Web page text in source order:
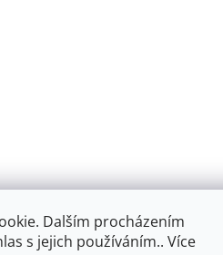
Dalším procházením
s jejich používáním.. Více
Záruka spokojenosti